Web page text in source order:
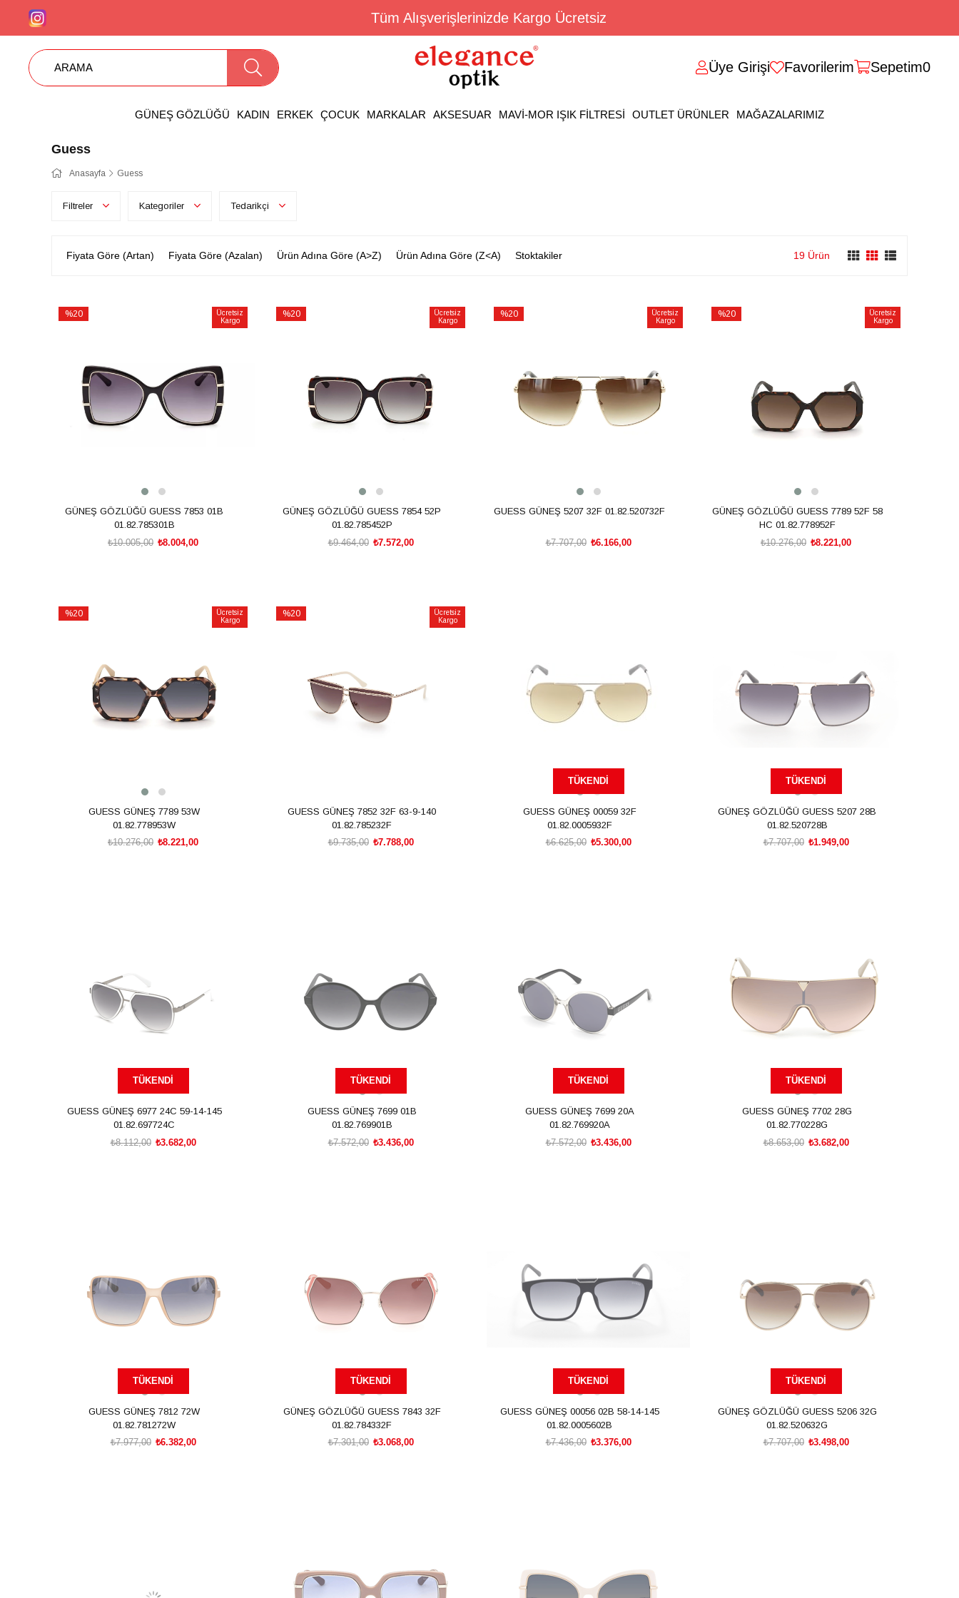
Tüm Alışverişlerinizde Kargo Ücretsiz
Üye Girişi Favorilerim Sepetim0
GÜNEŞ GÖZLÜĞÜ KADIN ERKEK ÇOCUK MARKALAR AKSESUAR MAVİ-MOR IŞIK FİLTRESİ OUTLET ÜRÜNLER MAĞAZALARIMIZ
Guess
Anasayfa Guess
Filtreler Kategoriler Tedarikçi
Fiyata Göre (Artan) Fiyata Göre (Azalan) Ürün Adına Göre (A>Z) Ürün Adına Göre (Z<A) Stoktakiler 19 Ürün
%20
Ücretsiz
Kargo
GÜNEŞ GÖZLÜĞÜ GUESS 7853 01B
01.82.785301B
₺8.004,00
₺10.005,00
%20
Ücretsiz
Kargo
GÜNEŞ GÖZLÜĞÜ GUESS 7854 52P
01.82.785452P
₺7.572,00
₺9.464,00
%20
Ücretsiz
Kargo
GUESS GÜNEŞ 5207 32F 01.82.520732F
₺6.166,00
₺7.707,00
%20
Ücretsiz
Kargo
GÜNEŞ GÖZLÜĞÜ GUESS 7789 52F 58
HC 01.82.778952F
₺8.221,00
₺10.276,00
%20
Ücretsiz
Kargo
GUESS GÜNEŞ 7789 53W
01.82.778953W
₺8.221,00
₺10.276,00
%20
Ücretsiz
Kargo
GUESS GÜNEŞ 7852 32F 63-9-140
01.82.785232F
₺7.788,00
₺9.735,00
TÜKENDI
GUESS GÜNEŞ 00059 32F
01.82.0005932F
₺5.300,00
₺6.625,00
TÜKENDI
GÜNEŞ GÖZLÜĞÜ GUESS 5207 28B
01.82.520728B
₺1.949,00
₺7.707,00
TÜKENDI
GUESS GÜNEŞ 6977 24C 59-14-145
01.82.697724C
₺3.682,00
₺8.112,00
TÜKENDI
GUESS GÜNEŞ 7699 01B
01.82.769901B
₺3.436,00
₺7.572,00
TÜKENDI
GUESS GÜNEŞ 7699 20A
01.82.769920A
₺3.436,00
₺7.572,00
TÜKENDI
GUESS GÜNEŞ 7702 28G
01.82.770228G
₺3.682,00
₺8.653,00
TÜKENDI
GUESS GÜNEŞ 7812 72W
01.82.781272W
₺6.382,00
₺7.977,00
TÜKENDI
GÜNEŞ GÖZLÜĞÜ GUESS 7843 32F
01.82.784332F
₺3.068,00
₺7.301,00
TÜKENDI
GUESS GÜNEŞ 00056 02B 58-14-145
01.82.0005602B
₺3.376,00
₺7.436,00
TÜKENDI
GÜNEŞ GÖZLÜĞÜ GUESS 5206 32G
01.82.520632G
₺3.498,00
₺7.707,00